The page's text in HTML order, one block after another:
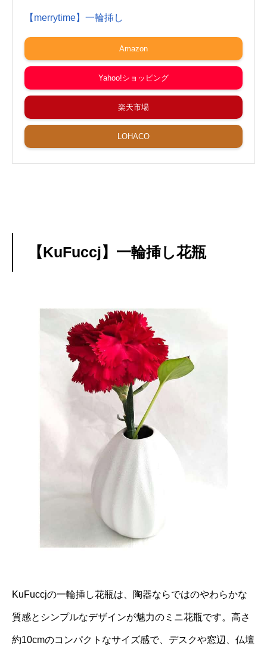
【merrytime】一輪挿し
Amazon
Yahoo!ショッピング
楽天市場
LOHACO
【KuFuccj】一輪挿し花瓶
KuFuccjの一輪挿し花瓶は、陶器ならではのやわらかな
質感とシンプルなデザインが魅力のミニ花瓶です。高さ
約10cmのコンパクトなサイズ感で、デスクや窓辺、仏壇